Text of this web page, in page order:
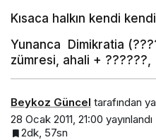
Kısaca halkın kendi
Yunanca Dimikratia
zümresi, ahali + ??????,
Beykoz Güncel tarafından
28 Ocak 2011, 21:00 yayınlandı
2dk, 57sn